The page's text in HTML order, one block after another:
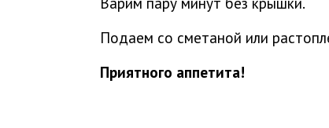
Подаем со сметаной или
Приятного аппетита!